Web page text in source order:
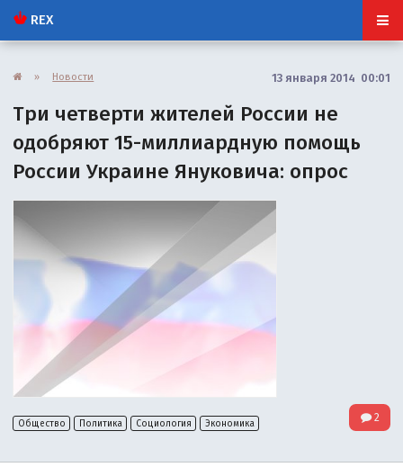
REX
» Новости 13 января 2014 00:01
Три четверти жителей России не
одобряют 15-миллиардную помощь
России Украине Януковича: опрос
Общество Политика Социология Экономика 2